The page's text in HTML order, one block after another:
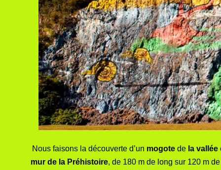
Nous faisons la découverte d’un mogotede la
mur de la Préhistoire, de 180 m de long sur 120 m